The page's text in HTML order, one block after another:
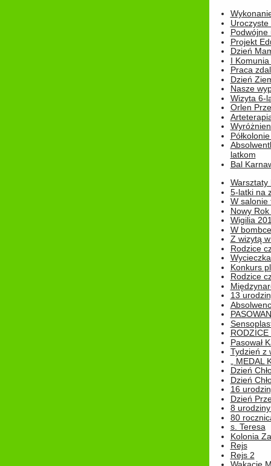
Podwójne
Projekt
Dzień
I
Praca
Dzień
Nasze
Wizyta 6-
Orlen
latkom
Bal
Warsztaty
5-latki na
W salonie
Nowy
Wigilia
W bombce
Z wizytą
Rodzice
Konkurs
Rodzice
13
Pasował
Tydzień z
„
Dzień
Dzień
16
Dzień
8
80
s. Teresa
Kolonia
Rejs
Rejs 2